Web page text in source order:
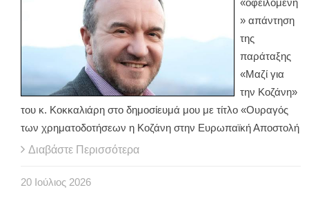
«οφειλόμενη
» απάντηση
της
παράταξης
«Μαζί για
την Κοζάνη»
του κ. Κοκκαλιάρη στο δημοσίευμά μου με τίτλο «Ουραγός
των χρηματοδοτήσεων η Κοζάνη στην Ευρωπαϊκή Αποστολή
Διαβάστε Περισσότερα
20 Ιούλιος 2026